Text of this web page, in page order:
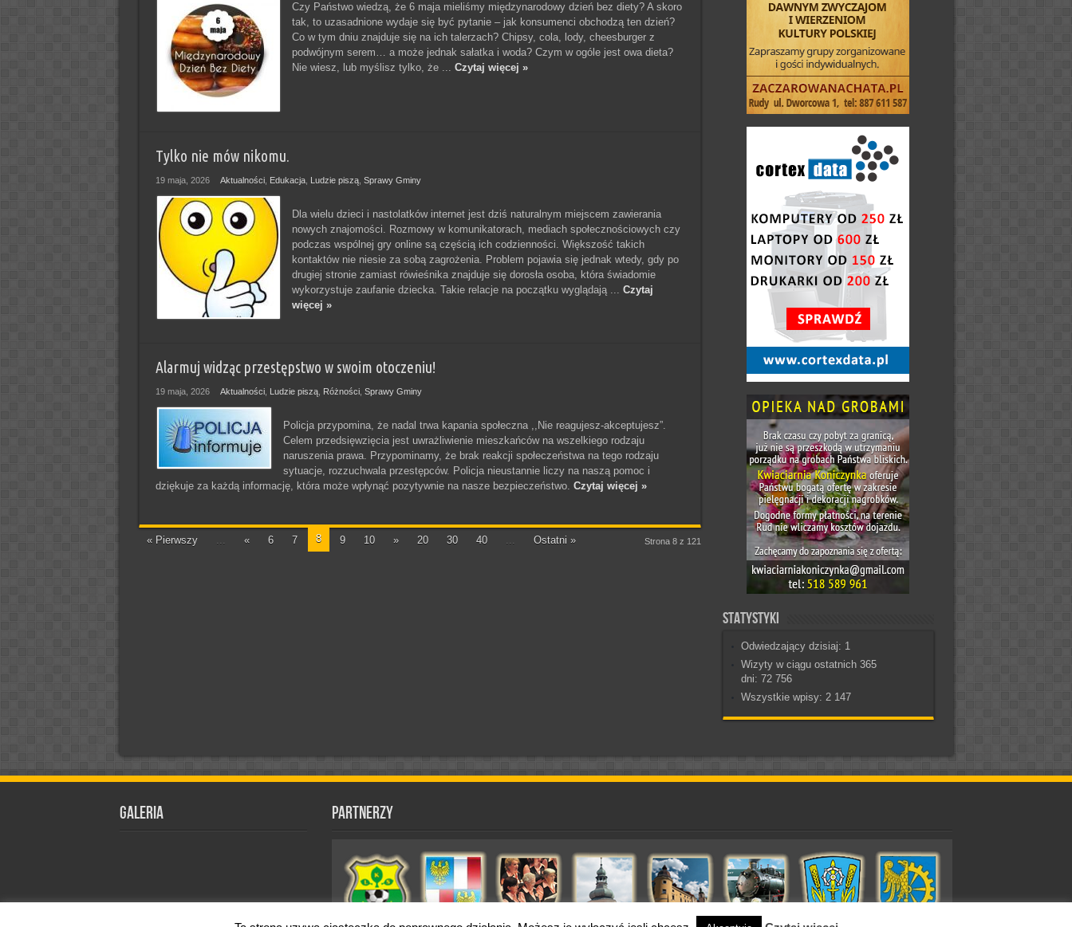
Czy Państwo wiedzą, że 6 maja mieliśmy międzynarodowy dzień bez diety? A skoro
tak, to uzasadnione wydaje się być pytanie – jak konsumenci obchodzą ten dzień?
Co w tym dniu znajduje się na ich talerzach? Chipsy, cola, lody, cheesburger z
podwójnym serem… a może jednak sałatka i woda? Czym w ogóle jest owa dieta?
Nie wiesz, lub myślisz tylko, że ... Czytaj więcej »
Tylko nie mów nikomu.
19 maja, 2026 Aktualności, Edukacja, Ludzie piszą, Sprawy Gminy
Dla wielu dzieci i nastolatków internet jest dziś naturalnym miejscem zawierania
nowych znajomości. Rozmowy w komunikatorach, mediach społecznościowych czy
podczas wspólnej gry online są częścią ich codzienności. Większość takich
kontaktów nie niesie za sobą zagrożenia. Problem pojawia się jednak wtedy, gdy po
drugiej stronie zamiast rówieśnika znajduje się dorosła osoba, która świadomie
wykorzystuje zaufanie dziecka. Takie relacje na początku wyglądają ... Czytaj
więcej »
Alarmuj widząc przestępstwo w swoim otoczeniu!
19 maja, 2026 Aktualności, Ludzie piszą, Różności, Sprawy Gminy
Policja przypomina, że nadal trwa kapania społeczna ,,Nie reagujesz-akceptujesz”.
Celem przedsięwzięcia jest uwrażliwienie mieszkańców na wszelkiego rodzaju
naruszenia prawa. Przypominamy, że brak reakcji społeczeństwa na tego rodzaju
sytuacje, rozzuchwala przestępców. Policja nieustannie liczy na naszą pomoc i
dziękuje za każdą informację, która może wpłynąć pozytywnie na nasze bezpieczeństwo. Czytaj więcej »
Strona 8 z 121
« Pierwszy ... « 6 7 8 9 10 » 20 30 40 ... Ostatni »
Statystyki
Odwiedzający dzisiaj: 1
Wizyty w ciągu ostatnich 365
dni: 72 756
Wszystkie wpisy: 2 147
Galeria Partnerzy